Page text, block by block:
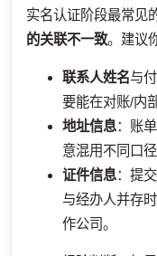
实名认证阶段最常见
的关联不一致。建议
联系人姓名与
要能在对账/内
地址信息：账
意混用不同口径
证件信息：提
与经办人并存
作公司。